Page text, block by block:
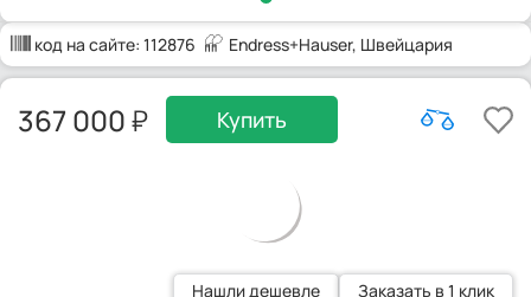
код на сайте: 112876 Endress+Hauser, Швейцария
367 000 Купить
Нашли дешевле Заказать в 1 клик